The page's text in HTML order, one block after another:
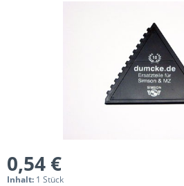
0,54 €
Inhalt: 1 Stück